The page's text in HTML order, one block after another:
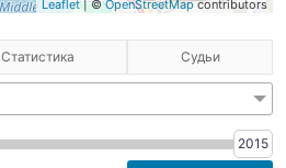
Leaflet| ©OpenStreetMapcontributors
Статистика Судьи
2015